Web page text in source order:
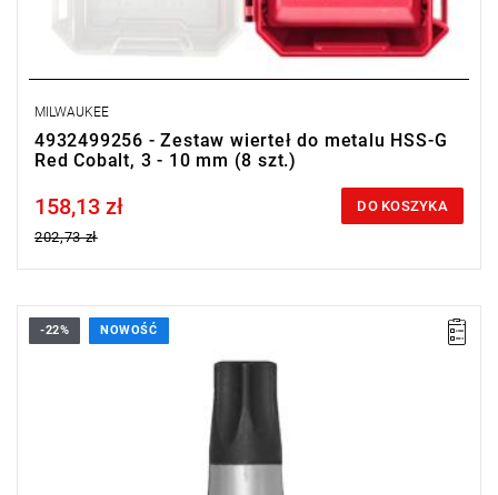
MILWAUKEE
4932499256 - Zestaw wierteł do metalu HSS-G
Red Cobalt, 3 - 10 mm (8 szt.)
Price tax included
158,13 zł
202,73 zł
DO KOSZYKA
-22% NOWOŚĆ